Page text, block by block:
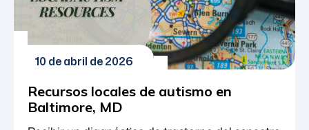
10 de abril de 2026
Recursos locales de autismo en
Baltimore, MD